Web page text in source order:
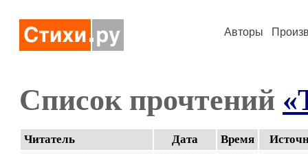
Авторы
Список прочтений
Читатель Дата Время